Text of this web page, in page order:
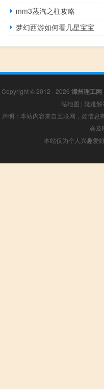
mm3蒸汽之柱攻略
梦幻西游如何看几星宝宝
Copyright © 2012 - 2026 漳州理工网
站地图 | 疑难解
声明：本站内容来自互联网，如信息
会及
本站仅为个人兴趣爱